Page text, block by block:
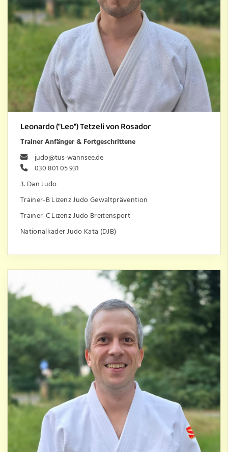
Leonardo ("Leo") Tetzeli von Rosador
Trainer Anfänger & Fortgeschrittene
judo@tus-wannsee.de
030 801 05 931
3. Dan Judo
Trainer-B Lizenz Judo Gewaltprävention
Trainer-C Lizenz Judo Breitensport
Nationalkader Judo Kata (DJB)